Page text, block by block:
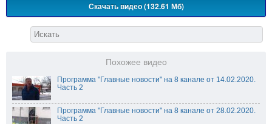
Скачать видео (132.61 Мб)
Похожее видео
Программа "Главные новости" на 8 канале от 14.02.2020.
Часть 2
Программа "Главные новости" на 8 канале от 28.02.2020.
Часть 2